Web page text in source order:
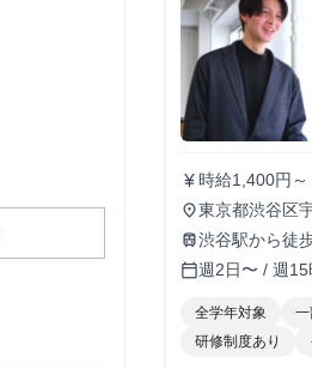
currency_yen時給1,400円～
place東京都渋谷区
train渋谷駅から徒
calendar_today週2日〜 / 週15
全学年対象
研修制度あり